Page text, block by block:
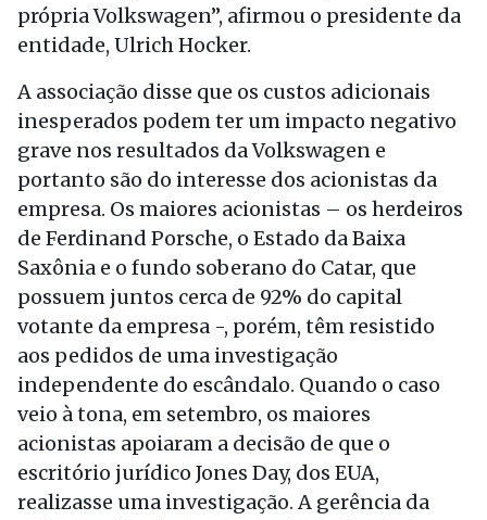
própria Volkswagen”, afirmou o presidente da
entidade, Ulrich Hocker.
A associação disse que os custos adicionais
inesperados podem ter um impacto negativo
grave nos resultados da Volkswagen e
portanto são do interesse dos acionistas da
empresa. Os maiores acionistas – os herdeiros
de Ferdinand Porsche, o Estado da Baixa
Saxônia e o fundo soberano do Catar, que
possuem juntos cerca de 92% do capital
votante da empresa -, porém, têm resistido
aos pedidos de uma investigação
independente do escândalo. Quando o caso
veio à tona, em setembro, os maiores
acionistas apoiaram a decisão de que o
escritório jurídico Jones Day, dos EUA,
realizasse uma investigação. A gerência da